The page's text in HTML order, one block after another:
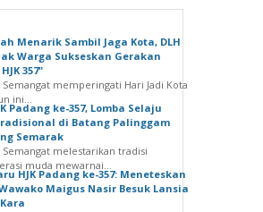
Menarik Sambil Jaga Kota, DLH
Warga Sukseskan Gerakan
357"
Semangat memperingati Hari Jadi Kota
ini...
Padang ke-357, Lomba Selaju
di Batang Palinggam
Semarak
Semangat melestarikan tradisi
muda mewarnai...
HJK Padang ke-357: Meneteskan
Maigus Nasir Besuk Lansia